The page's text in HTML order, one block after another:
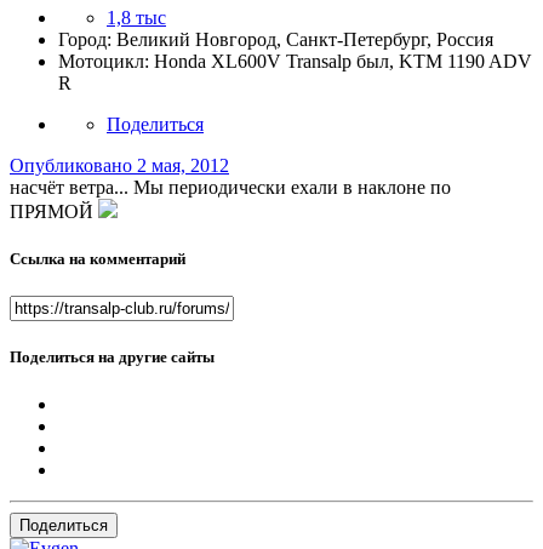
1,8 тыс
Город: Великий Новгород, Санкт-Петербург, Россия
Мотоцикл: Honda XL600V Transalp был, KTM 1190 ADV
R
Поделиться
Опубликовано 2 мая, 2012
насчёт ветра... Мы периодически ехали в наклоне по
ПРЯМОЙ
Ссылка на комментарий
Поделиться на другие сайты
Поделиться